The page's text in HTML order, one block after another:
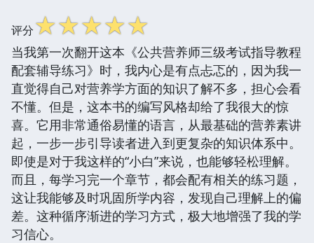
评分☆☆☆☆☆
当我第一次翻开这本《公共营养师三级考试指导教程
配套辅导练习》时，我内心是有点忐忑的，因为我一
直觉得自己对营养学方面的知识了解不多，担心会看
不懂。但是，这本书的编写风格却给了我很大的惊
喜。它用非常通俗易懂的语言，从最基础的营养素讲
起，一步一步引导读者进入到更复杂的知识体系中。
即使是对于我这样的“小白”来说，也能够轻松理解。
而且，每学习完一个章节，都会配有相关的练习题，
这让我能够及时巩固所学内容，发现自己理解上的偏
差。这种循序渐进的学习方式，极大地增强了我的学
习信心。